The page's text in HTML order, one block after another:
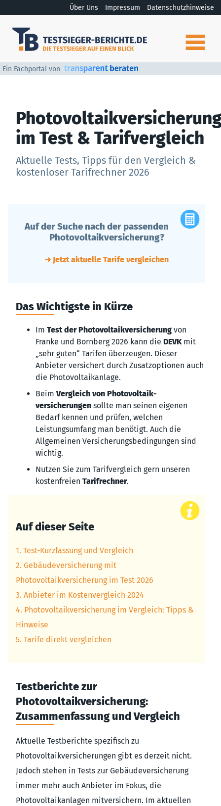
Über Uns Impressum Datenschutzhinweise
Ein Fachportal von
im Test & Tarifvergleich
Aktuelle Tests, Tipps für den Vergleich &
kostenloser Tarifrechner 2026
Auf der Suche nach der passenden
Photovoltaikversicherung?
➜ Jetzt aktuelle Tarife vergleichen
Das Wichtigste in Kürze
Im Test der Photovoltaikversicherung von
Franke und Bornberg 2026 kann die DEVKmit
„sehr guten“ Tarifen überzeugen. Dieser
Anbieter versichert durch Zusatzoptionen auch
die Photovoltaikanlage.
BeimVergleich von Photovoltaik­
versicherungen sollte man seinen eigenen
Bedarf kennen und prüfen, welchen
Leistungsumfang man benötigt. Auch die
Allgemeinen Versicherungsbedingungen sind
wichtig.
Nutzen Sie zum Tarifvergleich gern unseren
kostenfreien Tarifrechner.
Auf dieser Seite
1. Test-Kurzfassung und Vergleich
2. Gebäudeversicherung mit
Photovoltaikversicherung im Test 2026
3. Anbieter im Kostenvergleich 2024
4. Photovoltaikversicherung im Vergleich: Tipps &
Hinweise
5. Tarife direkt vergleichen
Testberichte zur
Photovoltaikversicherung:
Zusammenfassung und Vergleich
Aktuelle Testberichte spezifisch zu
Photovoltaikversicherungen gibt es derzeit nicht.
Jedoch stehen in Tests zur Gebäudeversicherung
immer mehr auch Anbieter im Fokus, die
Photovoltaikanlagen mitversichern. Im aktuellen